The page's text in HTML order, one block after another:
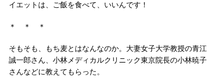
イエットは、ご飯を食べて、いいんです！
＊ ＊ ＊
そもそも、もち麦とはなんなのか。大妻女子大学教授の青江
誠一郎さん、小林メディカルクリニック東京院長の小林暁子
さんなどに教えてもらった。